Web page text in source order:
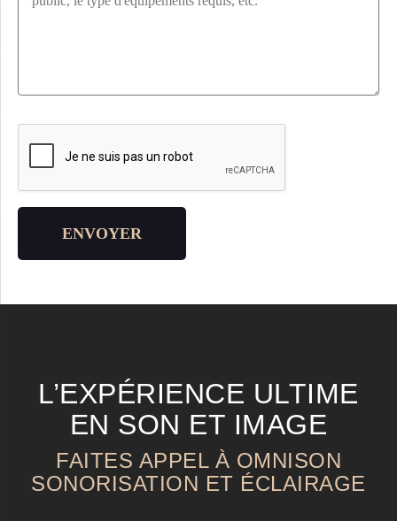
ENVOYER
L’EXPÉRIENCE ULTIME
EN SON ET IMAGE
FAITES APPEL À OMNISON
SONORISATION ET ÉCLAIRAGE